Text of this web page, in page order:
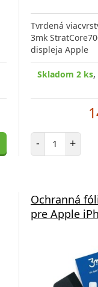
Tvrdená
3mk
displeja Apple
Skladom 2 ks,
- Počet
+
Ochranná
pre Apple